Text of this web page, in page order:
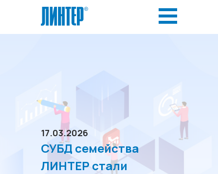
17.03.2026
СУБД семейства
ЛИНТЕР стали